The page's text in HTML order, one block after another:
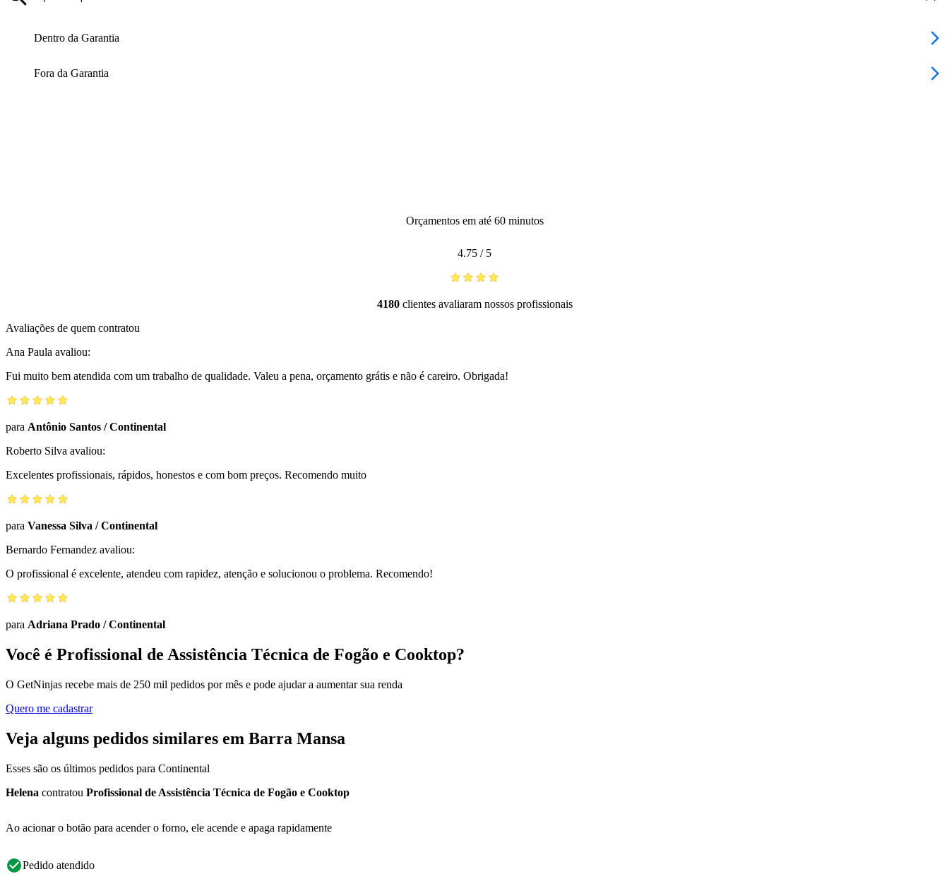
Dentro da Garantia
Fora da Garantia
Orçamentos em até 60 minutos
4.75 / 5
4180clientes avaliaram nossos profissionais
Avaliações de quem contratou
Ana Paula avaliou:
Fui muito bem atendida com um trabalho de qualidade. Valeu a pena, orçamento grátis e não é careiro. Obrigada!
para Antônio Santos /Continental
Roberto Silva avaliou:
Excelentes profissionais, rápidos, honestos e com bom preços. Recomendo muito
para Vanessa Silva /Continental
Bernardo Fernandez avaliou:
O profissional é excelente, atendeu com rapidez, atenção e solucionou o problema. Recomendo!
para Adriana Prado /Continental
Você é Profissional de Assistência Técnica de Fogão e Cooktop?
O GetNinjas recebe mais de 250 mil pedidos por mês e pode ajudar a aumentar sua renda
Quero me cadastrar
Veja alguns pedidos similares em Barra Mansa
Esses são os últimos pedidos para Continental
Helena contratou Profissional de Assistência Técnica de Fogão e Cooktop
Ao acionar o botão para acender o forno, ele acende e apaga rapidamente
Pedido atendido